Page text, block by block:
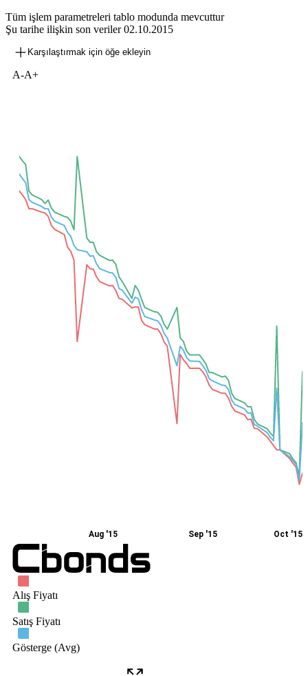
Tüm işlem parametreleri tablo modunda mevcuttur
Şu tarihe ilişkin son veriler02.10.2015
Karşılaştırmak için öğe ekleyin